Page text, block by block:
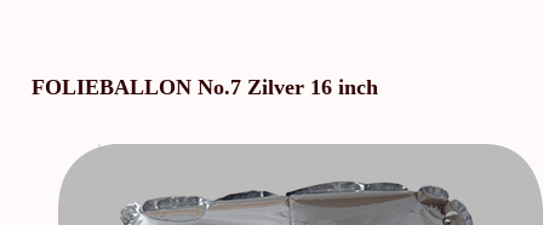
FOLIEBALLON No.7 Zilver 16 inch